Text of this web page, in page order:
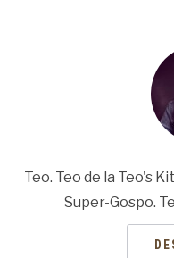
Teo. Teo de la Teo's
Super-Gospo.